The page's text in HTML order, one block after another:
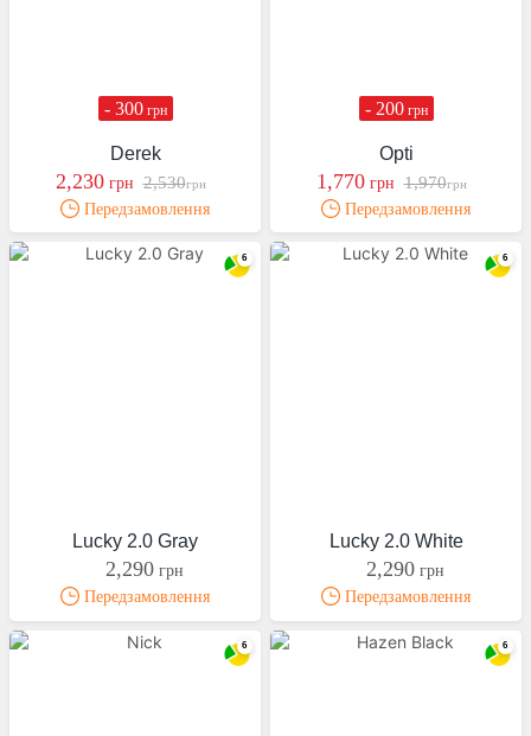
Derek
2,230грн 2,530грн
- 300грн
Передзамовлення
Opti
1,770грн 1,970грн
- 200грн
Передзамовлення
Lucky 2.0 Gray
2,290 грн
Передзамовлення
Lucky 2.0 White
2,290 грн
Передзамовлення